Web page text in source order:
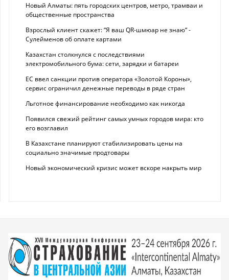
Новый Алматы: пять городских центров, метро, трамваи и
общественные пространства
Взрослый клиент скажет: “Я ваш QR-шмюар не знаю“ -
Сулейменов об оплате картами
Казахстан столкнулся с последствиями
электромобильного бума: сети, зарядки и батареи
ЕС ввел санкции против оператора «Золотой Короны»,
сервис ограничил денежные переводы в ряде стран
Льготное финансирование необходимо как никогда
Появился свежий рейтинг самых умных городов мира: кто
его возглавил
В Казахстане планируют стабилизировать цены на
социально значимые продтовары
Новый экономический кризис может вскоре накрыть мир